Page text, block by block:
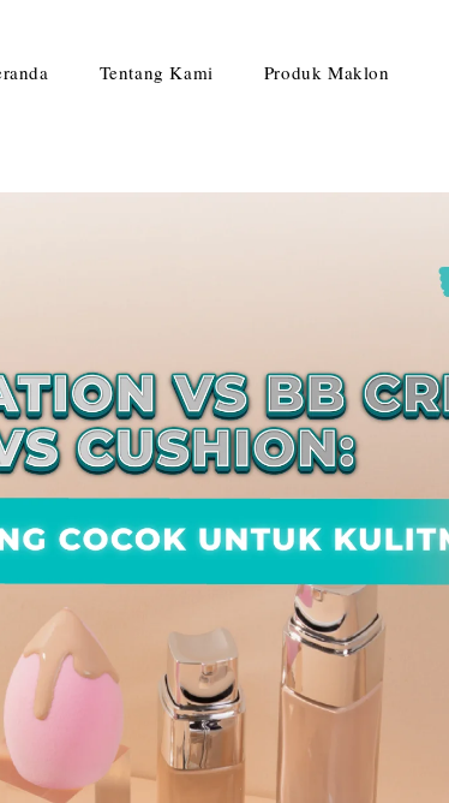
Tentang Kami Produk Maklon